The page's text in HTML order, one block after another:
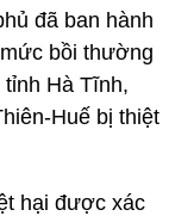
đã ban hành
bồi thường
Hà Tĩnh,
Huế bị thiệt
hại được xác